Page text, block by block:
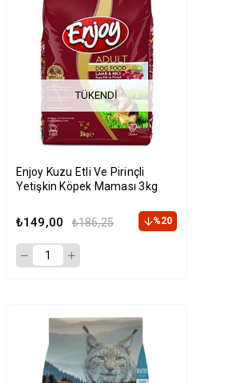
TÜKENDI
Enjoy Kuzu Etli Ve Pirinçli
Yetişkin Köpek Maması 3kg
₺149,00 ₺186,25 %20